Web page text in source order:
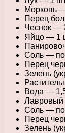
Морковь
Перец
Чеснок —
Яйцо — 1
Соль — по
Перец
Зелень
Вода —
Лавровый
Соль — по
Перец
Зелень